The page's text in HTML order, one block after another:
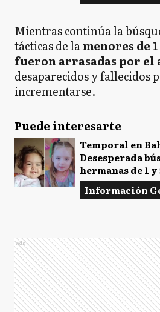
Mientras continúa la
tácticas de lamenores de
fueron arrasadas por el
desaparecidos y fallecidos
incrementarse.
Puede interesarte
Temporal en
Desesperada
hermanas de 1 y
Información
Ads